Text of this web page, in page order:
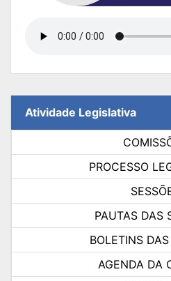
Atividade Legislativa
PROCESSO
PAUTAS DAS
BOLETINS
AGENDA DA